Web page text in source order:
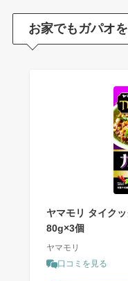
お家でもガパオ
ヤマモリ タイク
80g×3個
ヤマモリ
口コミを見る